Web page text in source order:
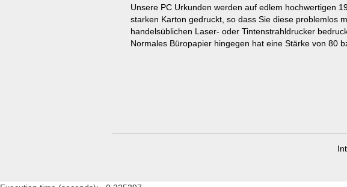
Unsere PC Urkunden werden auf edlem hochwertigen
starken Karton gedruckt, so dass Sie diese problemlos
handelsüblichen Laser- oder Tintenstrahldrucker
Normales Büropapier hingegen hat eine Stärke von 80